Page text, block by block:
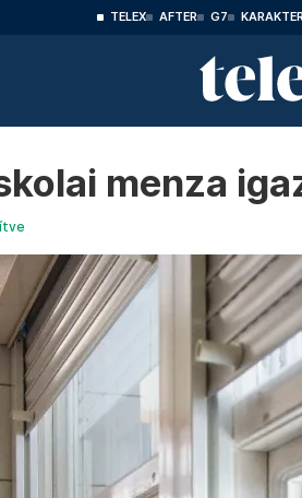
TELEX AFTER G7
menza